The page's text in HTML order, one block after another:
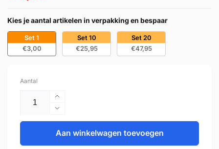
Kies je aantal artikelen in verpakking en bespaar
Set 1
€3,00
Set 10
€25,95
Set 20
€47,95
Aantal
Aantal
verhogen
voor
Handgreep
Aantal
verlagen
voor
Handgreep
Aan winkelwagen toevoegen